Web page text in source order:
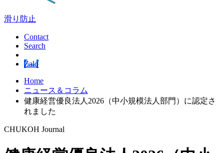
滑り防止
Contact
Search
Zalo
Home
ニュース＆コラム
健康経営優良法人2026（中小規模法人部門）に認定さ
れました
CHUKOH Journal